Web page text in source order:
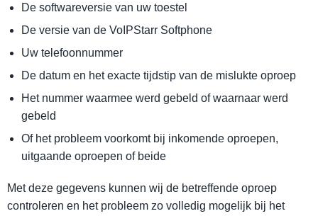
De softwareversie van uw toestel
De versie van de VoIPStarr Softphone
Uw telefoonnummer
De datum en het exacte tijdstip van de mislukte oproep
Het nummer waarmee werd gebeld of waarnaar werd
gebeld
Of het probleem voorkomt bij inkomende oproepen,
uitgaande oproepen of beide
Met deze gegevens kunnen wij de betreffende oproep
controleren en het probleem zo volledig mogelijk bij het